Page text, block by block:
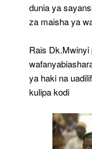
dunia ya
za maisha ya
Rais Dk.Mwinyi
ya haki na
kulipa kodi